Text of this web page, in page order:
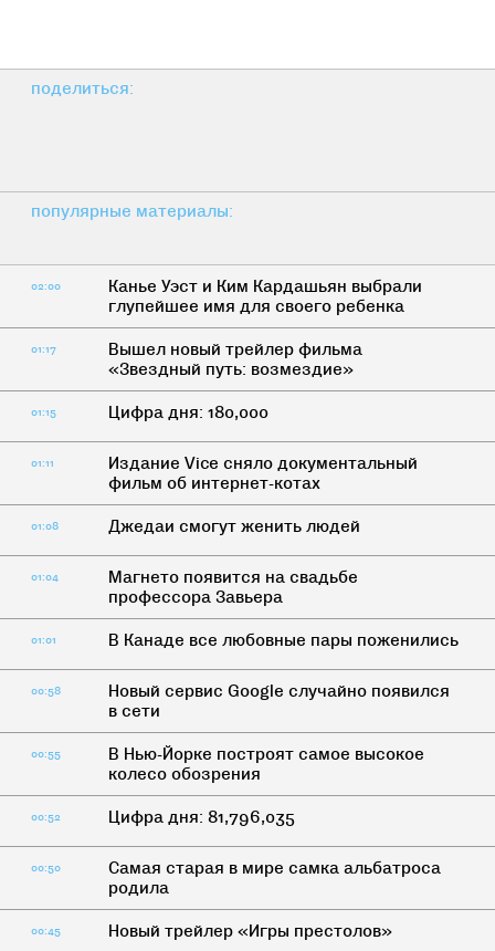
поделиться:
популярные материалы:
02:00
Канье Уэст и Ким Кардашьян выбрали
глупейшее имя для своего ребенка
01:17
Вышел новый трейлер фильма
«Звездный путь: возмездие»
01:15 Цифра дня: 180,000
01:11
Издание Vice сняло документальный
фильм об интернет-котах
01:08 Джедаи смогут женить людей
01:04
Магнето появится на свадьбе
профессора Завьера
01:01 В Канаде все любовные пары поженились
00:58
Новый сервис Google случайно появился
в сети
00:55
В Нью-Йорке построят самое высокое
колесо обозрения
00:52 Цифра дня: 81,796,035
00:50
Самая старая в мире самка альбатроса
родила
00:45 Новый трейлер «Игры престолов»